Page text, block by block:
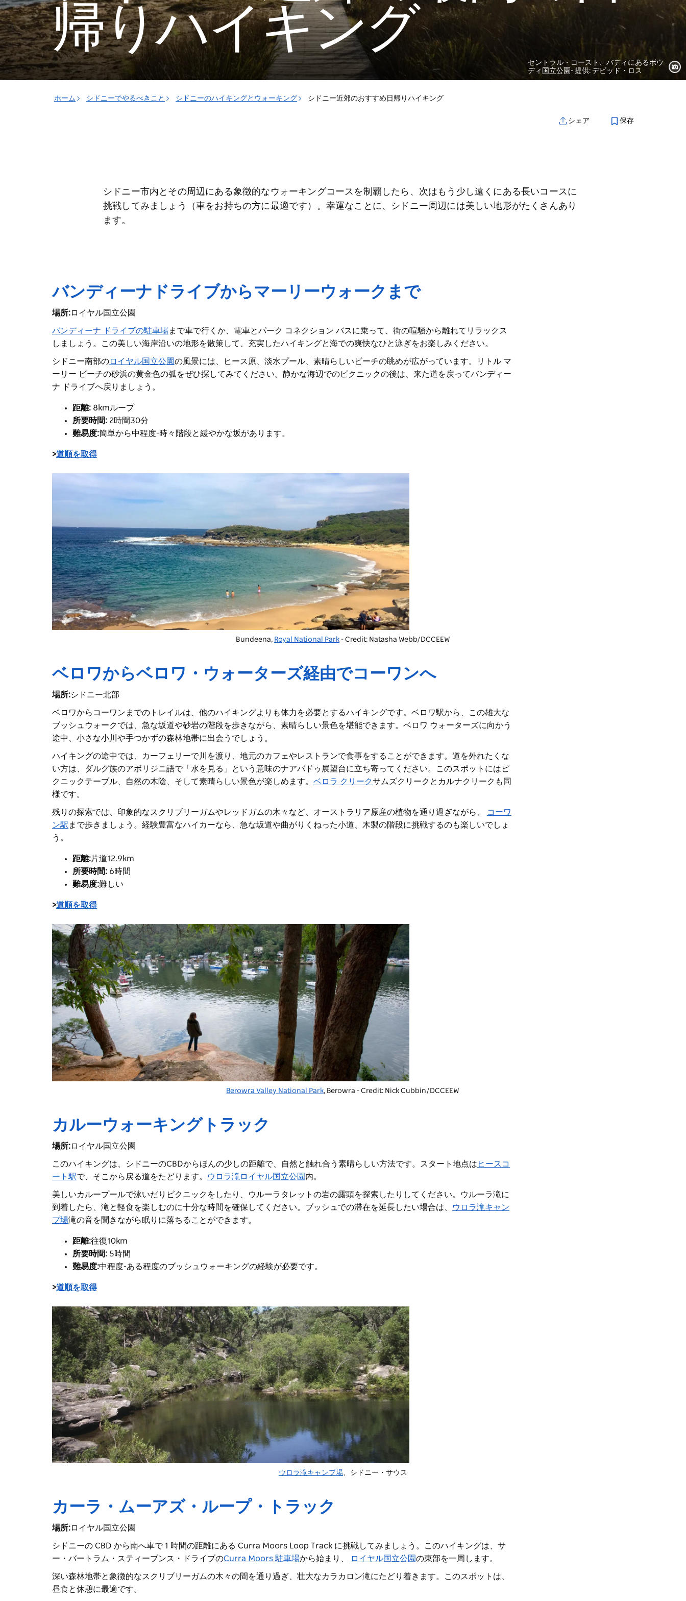
帰りハイキング
セントラル・コースト、バディにあるボウ
ディ国立公園- 提供: デビッド・ロス
ホーム シドニーでやるべきこと シドニーのハイキングとウォーキング シドニー近郊のおすすめ日帰りハイキング
シェア 保存
シドニー市内とその周辺にある象徴的なウォーキングコース を制覇したら、次はもう少し遠くにある長いコースに
挑戦してみましょう（車をお持ちの方に最適です）。幸運なことに、シドニー周辺には美しい地形がたくさんあり
ます。
バンディーナドライブからマーリーウォークまで
場所:ロイヤル国立公園
バンディーナ ドライブの駐車場まで車で行く か、電車とパーク コネクション バスに乗って、街の喧騒から離れてリラックス
しましょう。この美しい海岸沿いの地形を散策して、充実したハイキングと海での爽快なひと泳ぎをお楽しみください。
シドニー南部のロイヤル国立公園の風景には、ヒース原、淡水プール、素晴らしいビーチの眺めが広がっています。リトル マ
ーリー ビーチの砂浜の黄金色の弧をぜひ探してみてください。静かな海辺でのピクニックの後は、来た道を戻ってバンディー
ナ ドライブへ戻りましょう。
距離: 8kmループ
所要時間: 2時間30分
難易度:簡単から中程度-時々階段と緩やかな坂があります。
>道順を取得
Bundeena, Royal National Park- Credit: Natasha Webb/DCCEEW
ベロワからベロワ・ウォーターズ経由でコーワンへ
場所:シドニー北部
ベロワからコーワンまでのトレイルは、他のハイキングよりも体力を必要とするハイキングです。ベロワ駅から、この雄大な
ブッシュウォークでは、 急な坂道や砂岩の階段を歩きながら、 素晴らしい景色を堪能できます。ベロワ ウォーターズに向かう
途中、小さな小川 や手つかずの森林地帯に出会うでしょう。
ハイキングの途中では、カーフェリーで川を渡り、地元のカフェやレストランで食事をすることができます。道を外れたくな
い方は、ダルグ族のアボリジニ語で「水を見る」という意味のナアバドゥ 展望台に立ち寄ってください。このスポットにはピ
クニックテーブル、 自然の木陰、そして素晴らしい景色が楽しめます。 ベロラ クリークサムズクリークとカルナクリークも同
様です。
残りの探索では、印象的なスクリブリーガムやレッドガムの木々など、オーストラリア原産の植物を通り過ぎながら、
コーワ
ン駅 まで歩きましょう 。経験豊富なハイカーなら、急な坂道や曲がりくねった小道、木製の階段に挑戦するのも楽しいでしょ
う。
距離:片道12.9km
所要時間: 6時間
難易度:難しい
>道順を取得
Berowra Valley National Park, Berowra - Credit: Nick Cubbin/DCCEEW
カルーウォーキングトラック
場所:ロイヤル国立公園
このハイキングは、シドニーのCBDからほんの少しの距離で、自然と触れ合う素晴らしい方法です。スタート地点は ヒースコ
ート駅で、そこから戻る道をたどります。 ウロラ滝 ロイヤル国立公園 内。
美しいカループールで泳いだりピクニックをしたり ウルーラタレットの岩の露頭を探索したりしてください。
ウルーラ滝に
到着したら、滝と軽食を楽しむのに十分な時間を確保してください。ブッシュでの滞在を延長したい場合は、
ウロラ滝キャン
プ場滝の音を聞きながら眠りに落ちることができます。
距離:往復10km
所要時間: 5時間
難易度:中程度-ある程度のブッシュウォーキングの経験が必要です。
>道順を取得
ウロラ滝キャンプ場、シドニー・サウス
カーラ・ムーアズ・ループ・トラック
場所:ロイヤル国立公園
シドニーの CBD から南へ車で 1 時間の距離にある Curra Moors Loop Track に挑戦してみましょう。このハイキングは、 サ
ー・バートラム・スティーブンス・ドライブのCurra Moors 駐車場から始まり、 ロイヤル国立公園の東部を一周します。
深い森林地帯と象徴的なスクリブリーガムの木々の間を通り過ぎ、壮大なカラカロン滝にたどり着きます。このスポットは、
昼食と休憩に最適です。